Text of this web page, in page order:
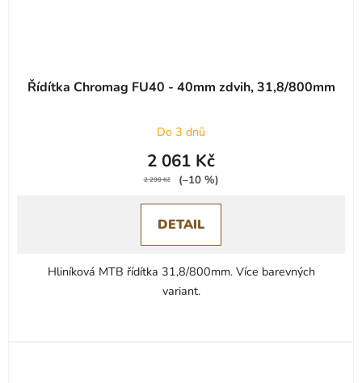
Řídítka Chromag FU40 - 40mm zdvih, 31,8/800mm
Do 3 dnů
2 061 Kč
2 290 Kč (–10 %)
DETAIL
Hliníková MTB řídítka 31,8/800mm. Více barevných
variant.